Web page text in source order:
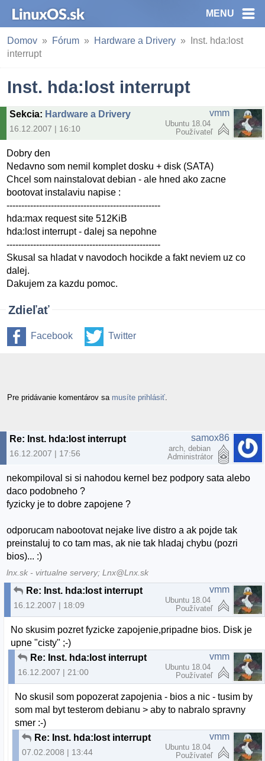
MENU
Domov Fórum Hardware a Drivery
Inst. hda:lost
interrupt
Inst. hda:lost interrupt
Sekcia: Hardware a Drivery
16.12.2007 | 16:10
vmm
Ubuntu 18.04
Používateľ
Dobry den
Nedavno som nemil komplet dosku + disk (SATA)
Chcel som nainstalovat debian - ale hned ako zacne
bootovat instalaviu napise :
----------------------------------------------------
hda:max request site 512KiB
hda:lost interrupt - dalej sa nepohne
----------------------------------------------------
Skusal sa hladat v navodoch hocikde a fakt neviem uz co
dalej.
Dakujem za kazdu pomoc.
Zdieľať
Facebook Twitter
Pre pridávanie komentárov sa musíte prihlásiť
Re: Inst. hda:lost interrupt
16.12.2007 | 17:56
samox86
arch, debian
Administrátor
nekompiloval si si nahodou kernel bez podpory sata alebo
daco podobneho ?
fyzicky je to dobre zapojene ?
odporucam nabootovat nejake live distro a ak pojde tak
preinstaluj to co tam mas, ak nie tak hladaj chybu (pozri
bios)... :)
lnx.sk - virtualne servery; Lnx@Lnx.sk
Re: Inst. hda:lost interrupt
16.12.2007 | 18:09
vmm
Ubuntu 18.04
Používateľ
No skusim pozret fyzicke zapojenie,pripadne bios. Disk je
upne "cisty" ;-)
Re: Inst. hda:lost interrupt
16.12.2007 | 21:00
vmm
Ubuntu 18.04
Používateľ
No skusil som popozerat zapojenia - bios a nic - tusim by
som mal byt testerom debianu > aby to nabralo spravny
smer :-)
Re: Inst. hda:lost interrupt
07.02.2008 | 13:44
vmm
Ubuntu 18.04
Používateľ